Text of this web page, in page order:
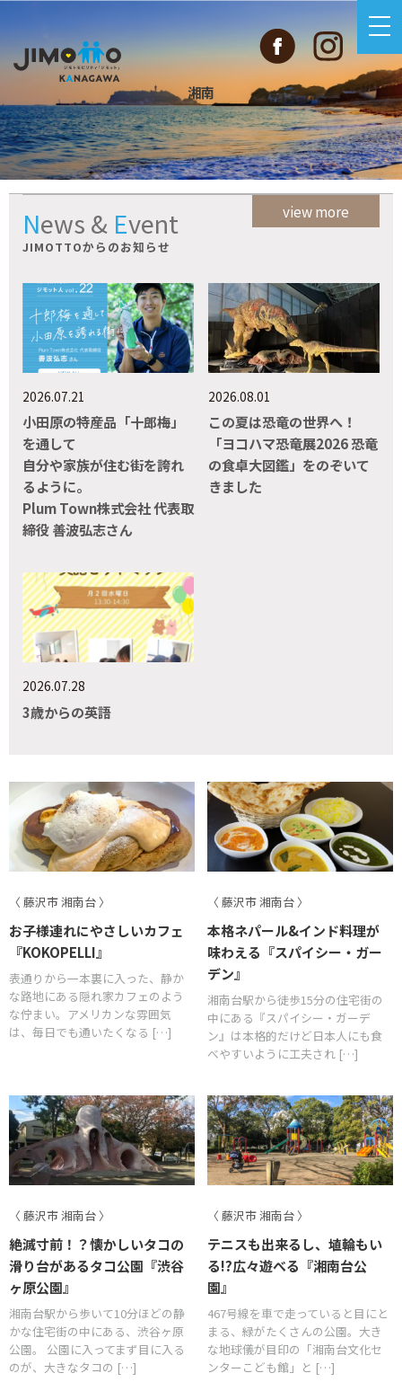
湘南
News & Event
JIMOTTOからのお知らせ
2026.07.21
小田原の特産品「十郎梅」
を通して
自分や家族が住む街を誇れ
るように。
Plum Town株式会社 代表取
締役 善波弘志さん
2026.08.01
この夏は恐竜の世界へ！
「ヨコハマ恐竜展2026 恐竜
の食卓大図鑑」をのぞいて
きました
2026.07.28
3歳からの英語
view more
〈 藤沢市 湘南台 〉
お子様連れにやさしいカフェ
『KOKOPELLI』
表通りから一本裏に入った、静か
な路地にある隠れ家カフェのよう
な佇まい。アメリカンな雰囲気
は、毎日でも通いたくなる […]
〈 藤沢市 湘南台 〉
本格ネパール&インド料理が
味わえる『スパイシー・ガー
デン』
湘南台駅から徒歩15分の住宅街の
中にある『スパイシー・ガーデ
ン』は本格的だけど日本人にも食
べやすいように工夫され […]
〈 藤沢市 湘南台 〉
絶滅寸前！？懐かしいタコの
滑り台があるタコ公園『渋谷
ヶ原公園』
湘南台駅から歩いて10分ほどの静
かな住宅街の中にある、渋谷ヶ原
公園。 公園に入ってまず目に入る
のが、大きなタコの […]
〈 藤沢市 湘南台 〉
テニスも出来るし、埴輪もい
る!?広々遊べる『湘南台公
園』
467号線を車で走っていると目にと
まる、緑がたくさんの公園。大き
な地球儀が目印の「湘南台文化セ
ンターこども館」と […]